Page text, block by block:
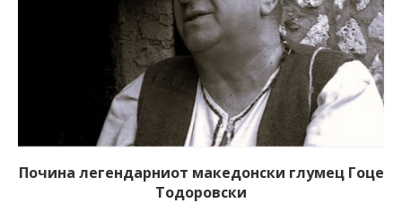
Почина легендарниот македонски глумец Гоце
Тодоровски